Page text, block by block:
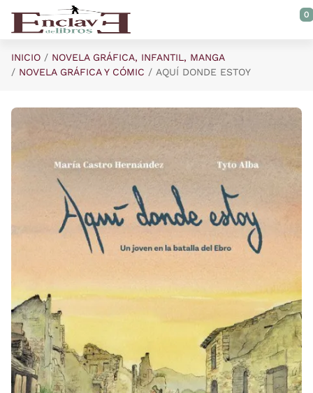
Saltar al contenido principal
0
INICIO
NOVELA GRÁFICA, INFANTIL, MANGA
NOVELA GRÁFICA Y CÓMIC
AQUÍ DONDE ESTOY